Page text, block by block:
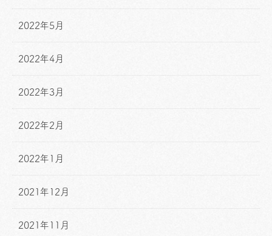
2022年5月
2022年4月
2022年3月
2022年2月
2022年1月
2021年12月
2021年11月